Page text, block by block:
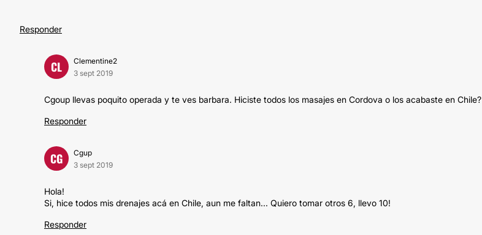
Responder
CL
Clementine2
3 sept 2019
Cgoup llevas poquito operada y te ves barbara. Hiciste todos los masajes en Cordova o los acabaste en Chile?
Responder
CG
Cgup
3 sept 2019
Hola!
Si, hice todos mis drenajes acá en Chile, aun me faltan... Quiero tomar otros 6, llevo 10!
Responder